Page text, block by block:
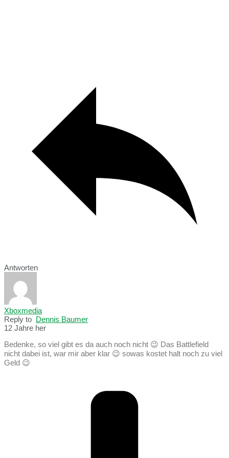
Antworten
Xboxmedia
Reply to Dennis Baumer
12 Jahre her
Bedenke, so viel gibt es da auch noch nicht 😉 Das Battlefield
nicht dabei ist, war mir aber klar 😉 sowas kostet halt noch zu viel
Geld 😉